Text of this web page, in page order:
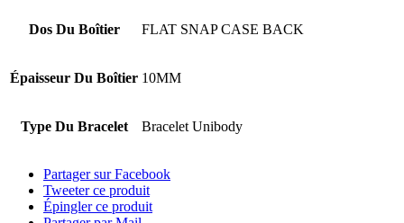
Dos Du Boîtier FLAT SNAP CASE BACK
Épaisseur Du Boîtier 10MM
Type Du Bracelet Bracelet Unibody
Partager sur Facebook
Tweeter ce produit
Épingler ce produit